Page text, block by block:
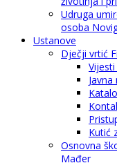
Udruga
osoba
Ustanove
Dječji vrtić
Javna
Kutić
Osnovna
Mađer